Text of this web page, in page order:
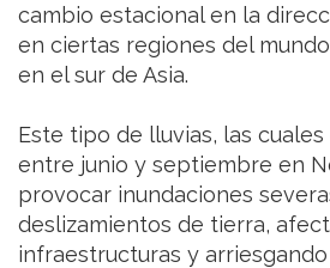
cambio estacional en la
en ciertas regiones del
en el sur de Asia.
Este tipo de lluvias, las
entre junio y septiembre en
provocar inundaciones
deslizamientos de tierra,
infraestructuras y